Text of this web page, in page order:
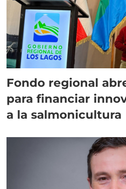
Fondo regional
para financiar
a la salmonicultura